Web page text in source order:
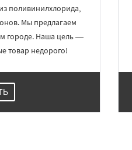
поливинилхлорида,
Мы предлагаем
городе. Наша цель —
товар недорого!